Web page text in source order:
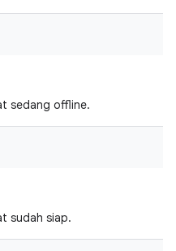
sedang offline.
sudah siap.